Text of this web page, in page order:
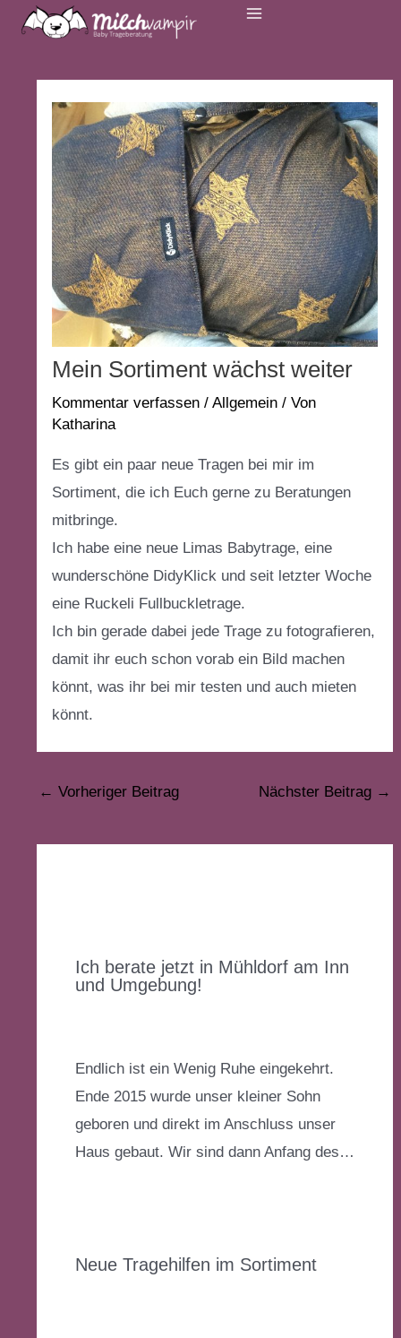
Inhalt
springen
Mein Sortiment wächst weiter
Kommentar verfassen /Allgemein / Von
Katharina
Es gibt ein paar neue Tragen bei mir im
Sortiment, die ich Euch gerne zu Beratungen
mitbringe.
Ich habe eine neue Limas Babytrage, eine
wunderschöne DidyKlick und seit letzter Woche
eine Ruckeli Fullbuckletrage.
Ich bin gerade dabei jede Trage zu fotografieren,
damit ihr euch schon vorab ein Bild machen
könnt, was ihr bei mir testen und auch mieten
könnt.
navigation
← Vorheriger Beitrag Nächster Beitrag →
Ich berate jetzt in Mühldorf am Inn
und Umgebung!
Endlich ist ein Wenig Ruhe eingekehrt.
Ende 2015 wurde unser kleiner Sohn
geboren und direkt im Anschluss unser
Haus gebaut. Wir sind dann Anfang des…
Neue Tragehilfen im Sortiment